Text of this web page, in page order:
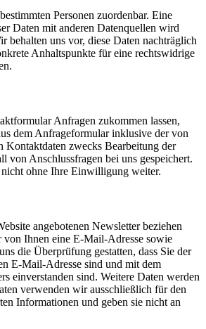
Personen zuordenbar. Eine
Daten mit anderen Datenquellen wird
behalten uns vor, diese Daten nachträglich
Anhaltspunkte für eine rechtswidrige
Anfragen zukommen lassen,
dem Anfrageformular inklusive der von
Kontaktdaten zwecks Bearbeitung der
von Anschlussfragen bei uns gespeichert.
ohne Ihre Einwilligung weiter.
angebotenen Newsletter beziehen
von Ihnen eine E-Mail-Adresse sowie
die Überprüfung gestatten, dass Sie der
E-Mail-Adresse sind und mit dem
einverstanden sind. Weitere Daten werden
verwenden wir ausschließlich für den
Informationen und geben sie nicht an